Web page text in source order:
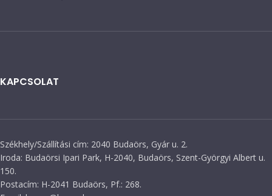
KAPCSOLAT
Székhely/Szállítási cím: 2040 Budaörs, Gyár u. 2.
Iroda: Budaörsi Ipari Park, H-2040, Budaörs, Szent-Györgyi Albert u.
150.
Postacím: H-2041 Budaörs, Pf.: 268.